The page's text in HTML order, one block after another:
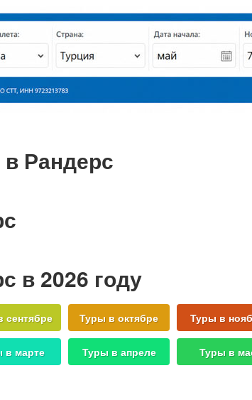
Рандерс
в 2026 году
сентябре Туры в октябре Туры в
в марте Туры в апреле Туры в